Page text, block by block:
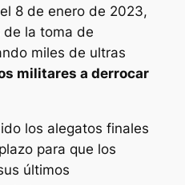
8 de enero de 2023,
de la toma de
miles de ultras
militares a derrocar
los alegatos finales
para que los
últimos